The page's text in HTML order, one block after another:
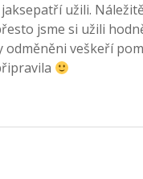
užili.
jsme si užili
veškeří